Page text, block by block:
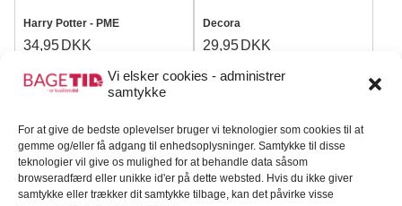
Vi elsker cookies - administrer
samtykke
For at give de bedste oplevelser bruger vi teknologier som cookies til at
gemme og/eller få adgang til enhedsoplysninger. Samtykke til disse
teknologier vil give os mulighed for at behandle data såsom
browseradfærd eller unikke id'er på dette websted. Hvis du ikke giver
samtykke eller trækker dit samtykke tilbage, kan det påvirke visse
Harry Potter - PME
34,95 DKK
Læg i kurv
Decora
29,95 DKK
44%